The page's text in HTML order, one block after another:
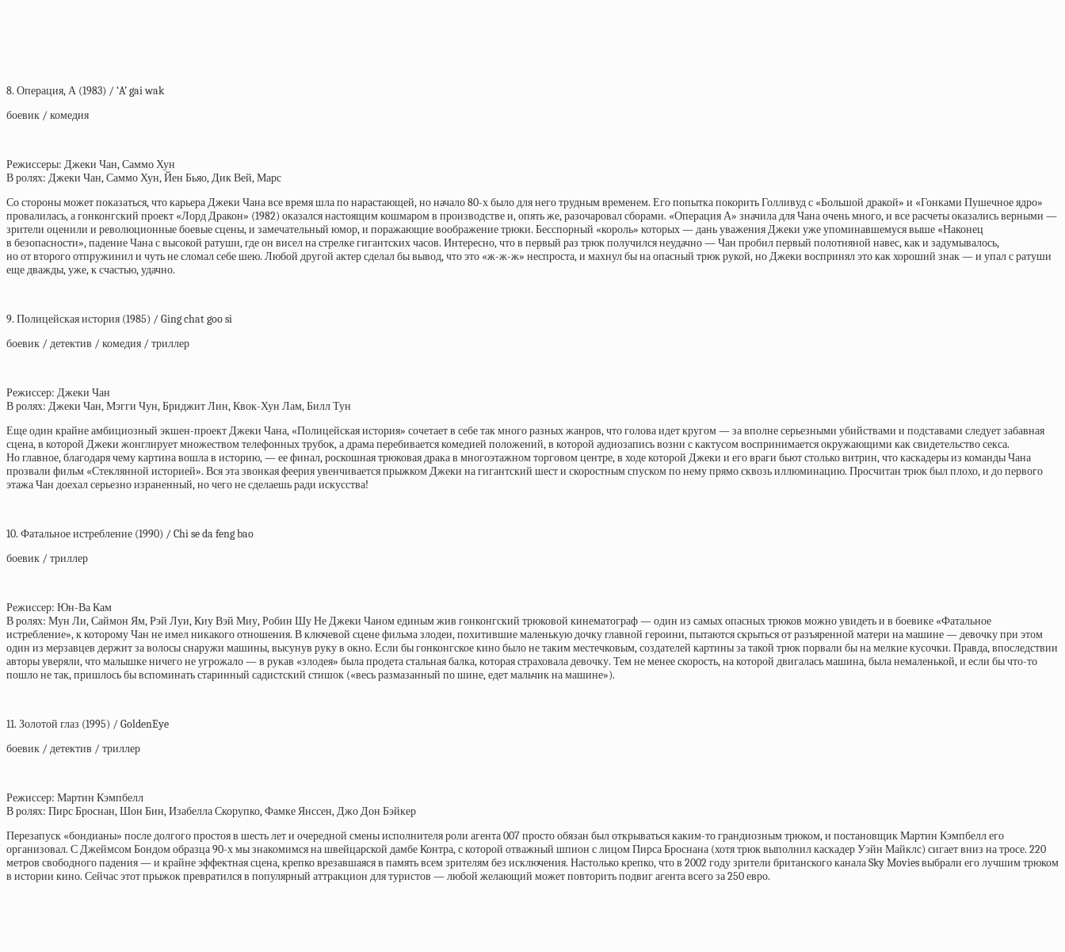
8. Операция, А (1983) / ‘A’ gai wak
боевик / комедия
Режиссеры: Джеки Чан, Саммо Хун
В ролях: Джеки Чан, Саммо Хун, Йен Бьяо, Дик Вей, Марс
Со стороны может показаться, что карьера Джеки Чана все время шла по нарастающей, но начало 80-х было для него трудным временем. Его попытка покорить Голливуд с «Большой дракой» и «Гонками Пушечное ядро»
провалилась, а гонконгский проект «Лорд Дракон» (1982) оказался настоящим кошмаром в производстве и, опять же, разочаровал сборами. «Операция А» значила для Чана очень много, и все расчеты оказались верными —
зрители оценили и революционные боевые сцены, и замечательный юмор, и поражающие воображение трюки. Бесспорный «король» которых — дань уважения Джеки уже упоминавшемуся выше «Наконец
в безопасности», падение Чана с высокой ратуши, где он висел на стрелке гигантских часов. Интересно, что в первый раз трюк получился неудачно — Чан пробил первый полотняной навес, как и задумывалось,
но от второго отпружинил и чуть не сломал себе шею. Любой другой актер сделал бы вывод, что это «ж-ж-ж» неспроста, и махнул бы на опасный трюк рукой, но Джеки воспринял это как хороший знак — и упал с ратуши
еще дважды, уже, к счастью, удачно.
9. Полицейская история (1985) / Ging chat goo si
боевик / детектив / комедия / триллер
Режиссер: Джеки Чан
В ролях: Джеки Чан, Мэгги Чун, Бриджит Лин, Квок-Хун Лам, Билл Тун
Еще один крайне амбициозный экшен-проект Джеки Чана, «Полицейская история» сочетает в себе так много разных жанров, что голова идет кругом — за вполне серьезными убийствами и подставами следует забавная
сцена, в которой Джеки жонглирует множеством телефонных трубок, а драма перебивается комедией положений, в которой аудиозапись возни с кактусом воспринимается окружающими как свидетельство секса.
Но главное, благодаря чему картина вошла в историю, — ее финал, роскошная трюковая драка в многоэтажном торговом центре, в ходе которой Джеки и его враги бьют столько витрин, что каскадеры из команды Чана
прозвали фильм «Стеклянной историей». Вся эта звонкая феерия увенчивается прыжком Джеки на гигантский шест и скоростным спуском по нему прямо сквозь иллюминацию. Просчитан трюк был плохо, и до первого
этажа Чан доехал серьезно израненный, но чего не сделаешь ради искусства!
10. Фатальное истребление (1990) / Chi se da feng bao
боевик / триллер
Режиссер: Юн-Ва Кам
В ролях: Мун Ли, Саймон Ям, Рэй Луи, Киу Вэй Миу, Робин Шу Не Джеки Чаном единым жив гонконгский трюковой кинематограф — один из самых опасных трюков можно увидеть и в боевике «Фатальное
истребление», к которому Чан не имел никакого отношения. В ключевой сцене фильма злодеи, похитившие маленькую дочку главной героини, пытаются скрыться от разъяренной матери на машине — девочку при этом
один из мерзавцев держит за волосы снаружи машины, высунув руку в окно. Если бы гонконгское кино было не таким местечковым, создателей картины за такой трюк порвали бы на мелкие кусочки. Правда, впоследствии
авторы уверяли, что малышке ничего не угрожало — в рукав «злодея» была продета стальная балка, которая страховала девочку. Тем не менее скорость, на которой двигалась машина, была немаленькой, и если бы что-то
пошло не так, пришлось бы вспоминать старинный садистский стишок («весь размазанный по шине, едет мальчик на машине»).
11. Золотой глаз (1995) / GoldenEye
боевик / детектив / триллер
Режиссер: Мартин Кэмпбелл
В ролях: Пирс Броснан, Шон Бин, Изабелла Скорупко, Фамке Янссен, Джо Дон Бэйкер
Перезапуск «бондианы» после долгого простоя в шесть лет и очередной смены исполнителя роли агента 007 просто обязан был открываться каким-то грандиозным трюком, и постановщик Мартин Кэмпбелл его
организовал. С Джеймсом Бондом образца 90-х мы знакомимся на швейцарской дамбе Контра, с которой отважный шпион с лицом Пирса Броснана (хотя трюк выполнил каскадер Уэйн Майклс) сигает вниз на тросе. 220
метров свободного падения — и крайне эффектная сцена, крепко врезавшаяся в память всем зрителям без исключения. Настолько крепко, что в 2002 году зрители британского канала Sky Movies выбрали его лучшим трюком
в истории кино. Сейчас этот прыжок превратился в популярный аттракцион для туристов — любой желающий может повторить подвиг агента всего за 250 евро.